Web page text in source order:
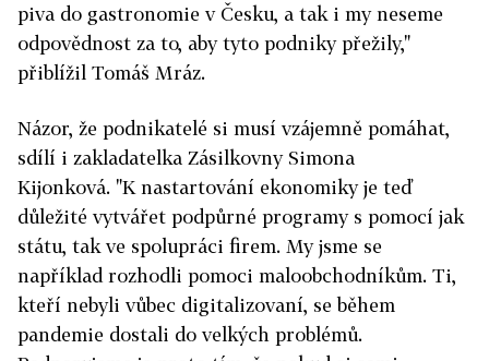
piva do gastronomie v Česku, a tak i my neseme
odpovědnost za to, aby tyto podniky přežily,"
přiblížil Tomáš Mráz.
Názor, že podnikatelé si musí vzájemně pomáhat,
sdílí i zakladatelka Zásilkovny Simona
Kijonková. "K nastartování ekonomiky je teď
důležité vytvářet podpůrné programy s pomocí jak
státu, tak ve spolupráci firem. My jsme se
například rozhodli pomoci maloobchodníkům. Ti,
kteří nebyli vůbec digitalizovaní, se během
pandemie dostali do velkých problémů.